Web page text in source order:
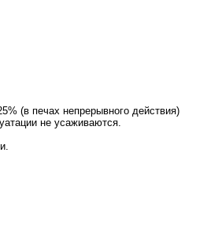
(в печах непрерывного действия)
не усаживаются.